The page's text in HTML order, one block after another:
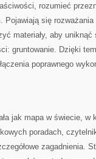
rozumieć
Pojawiają się
materiały, aby
gruntowanie. Dzięki
poprawnego
jak mapa w świecie, w
poradach,
zagadnienia.